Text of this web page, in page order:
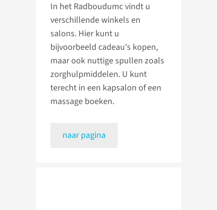
In het Radboudumc vindt u
verschillende winkels en
salons. Hier kunt u
bijvoorbeeld cadeau's kopen,
maar ook nuttige spullen zoals
zorghulpmiddelen. U kunt
terecht in een kapsalon of een
massage boeken.
naar pagina